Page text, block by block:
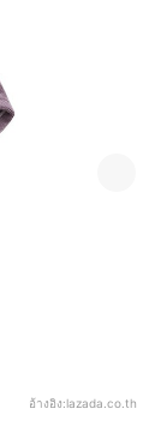
อ้างอิง:lazada.co.th